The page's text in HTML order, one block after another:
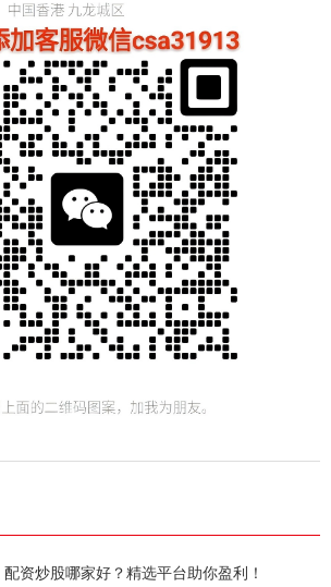
资炒股哪家好？精选平台助你盈利！